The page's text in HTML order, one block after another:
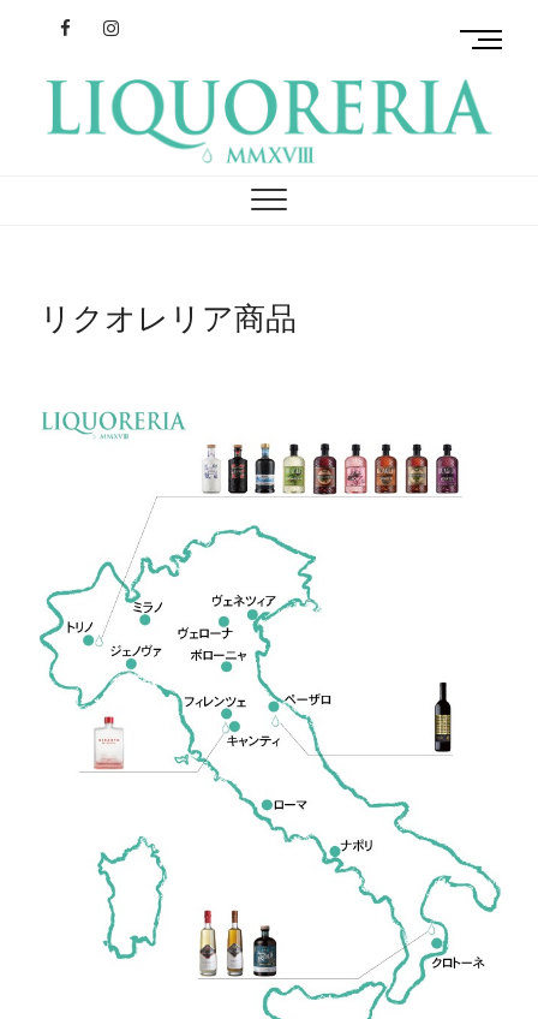
FacebookInstagram
リクオレリア
M
u
リクオレリア商品